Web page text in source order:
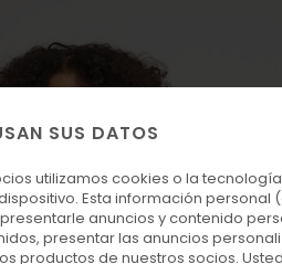
SUS DATOS
utilizamos cookies o la
Esta información
anuncios y contenido
presentar las anuncios
productos de nuestros socios.